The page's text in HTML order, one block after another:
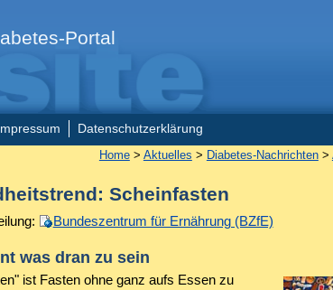
Portal
Impressum Datenschutzerklärung
Home> Aktuelles > Diabetes-Nachrichten>
Scheinfasten
Bundeszentrum für Ernährung (BZfE)
was dran zu sein
ist Fasten ohne ganz aufs Essen zu